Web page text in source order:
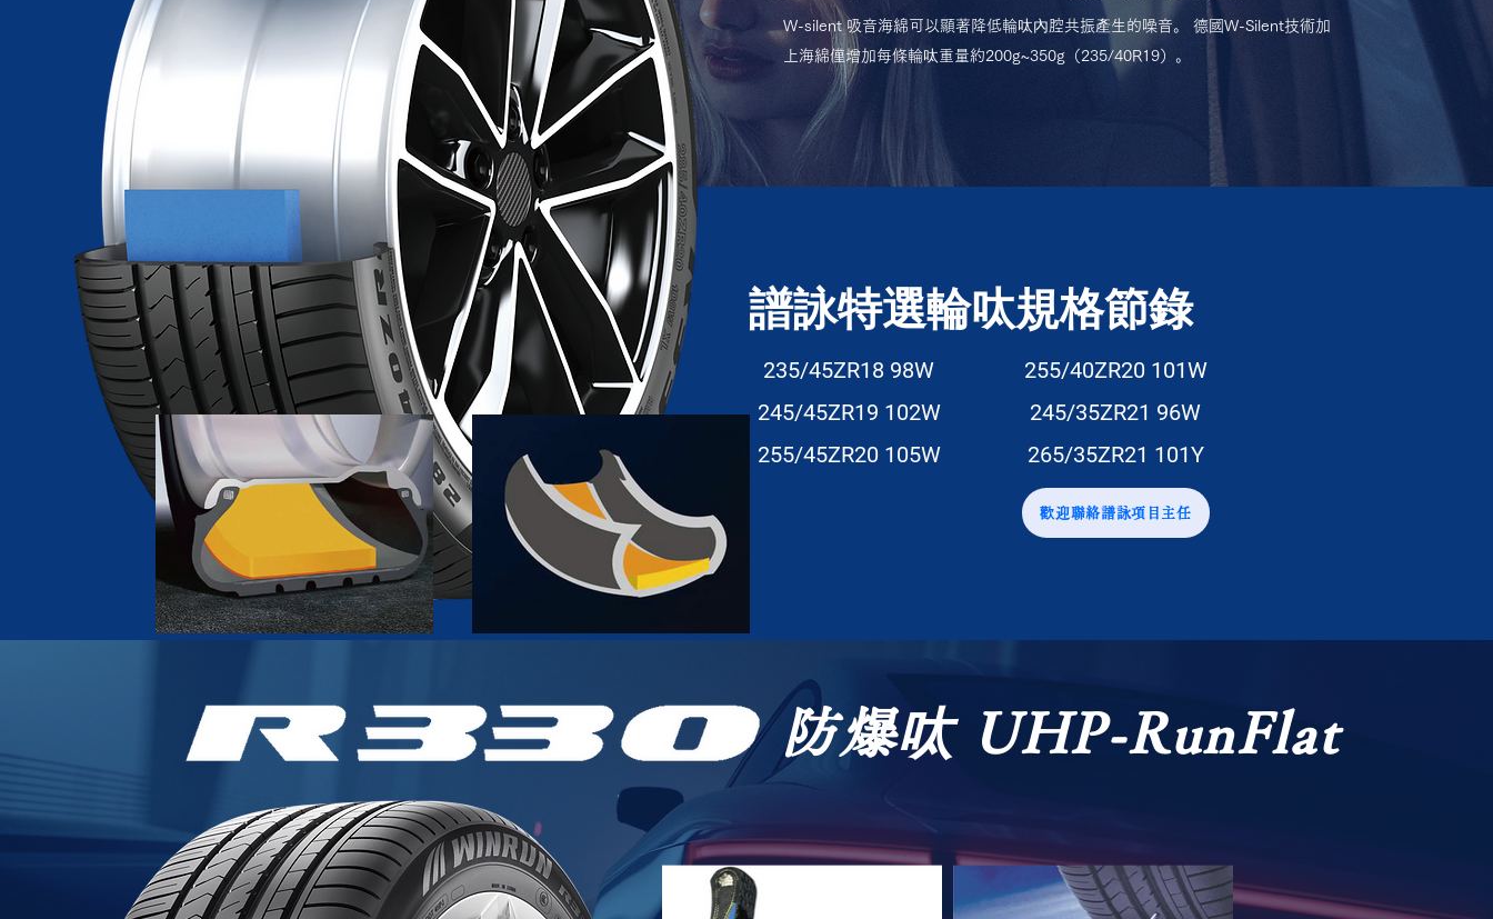
W-silent 吸音海綿可以顯著降低輪呔內腔共振產生的噪音。 德國W-Silent技術加
上海綿僅增加每條輪呔重量約200g~350g（235/40R19）。
255/40ZR20 101W
245/35ZR21 96W
265/35ZR21 101Y
譜詠特選輪呔規格節錄
歡迎聯絡譜詠項目主任
235/45ZR18 98W
245/45ZR19 102W
255/45ZR20 105W
防爆呔 UHP-RunFlat